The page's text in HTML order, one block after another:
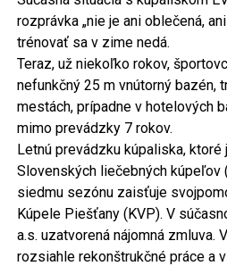
rozprávka „nie je ani oblečená,
trénovať sa v zime nedá.
Teraz, už niekoľko rokov,
nefunkčný 25 m vnútorný bazén,
mestách, prípadne v hotelových
mimo prevádzky 7 rokov.
Letnú prevádzku kúpaliska,
Slovenských liečebných kúpeľov
siedmu sezónu zaisťuje
Kúpele Piešťany (KVP). V
a.s. uzatvorená nájomná zmluva.
rozsiahle rekonštrukčné práce a